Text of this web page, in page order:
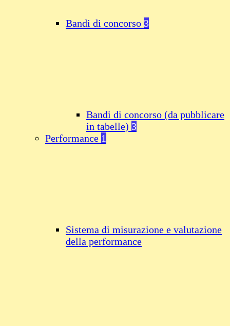
Bandi di concorso 3
Bandi di concorso (da pubblicare
in tabelle) 3
Performance 1
Sistema di misurazione e valutazione
della performance